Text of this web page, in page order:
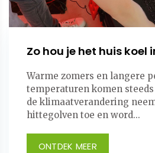
Zo hou je het huis koel
Warme zomers en langere
temperaturen komen
de klimaatverandering
hittegolven toe en word...
ONTDEK MEER